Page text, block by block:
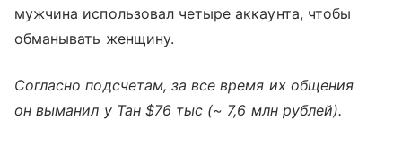
мужчина использовал четыре аккаунта, чтобы
обманывать женщину.
Согласно подсчетам, за все время их общения
он выманил у Тан $76 тыс (~ 7,6 млн рублей).